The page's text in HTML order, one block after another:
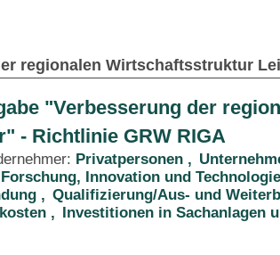
regionalen Wirtschaftsstruktur
"Verbesserung der
- Richtlinie GRW RIGA
Privatpersonen
Forschung, Innovation und Technologie
Qualifizierung/Aus- und
Investitionen in Sachanlagen